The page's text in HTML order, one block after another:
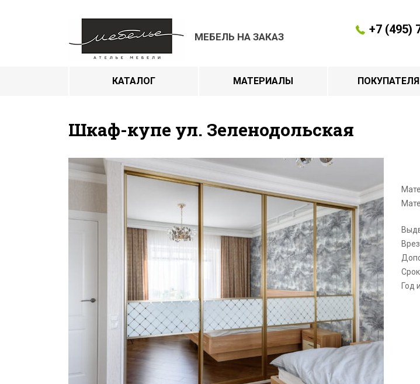
МЕБЕЛЬ НА ЗАКАЗ
+7 (495)
КАТАЛОГ МАТЕРИАЛЫ
Шкаф-купе ул. Зеленодольская
Год